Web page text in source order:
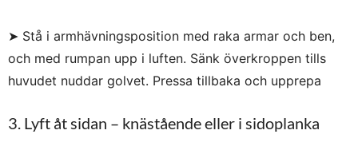
➤ Stå i armhävningsposition med raka armar och ben,
och med rumpan upp i luften. Sänk överkroppen tills
huvudet nuddar golvet. Pressa tillbaka och upprepa
3. Lyft åt sidan – knästående eller i sidoplanka